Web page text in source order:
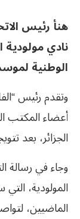
هنأ رئيس
نادي مولودية
الوطنية لموسم 2025-
وتقدم رئيس
أعضاء المكتب
الجزائر، بعد
وجاء في رسالة
المولودية،
الماضيين،